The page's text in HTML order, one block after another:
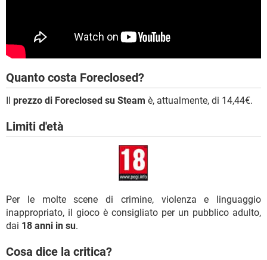
Quanto costa Foreclosed?
Il prezzo di Foreclosed su Steam è, attualmente, di 14,44€.
Limiti d'età
Per le molte scene di crimine, violenza e linguaggio
inappropriato, il gioco è consigliato per un pubblico adulto,
dai 18 anni in su.
Cosa dice la critica?